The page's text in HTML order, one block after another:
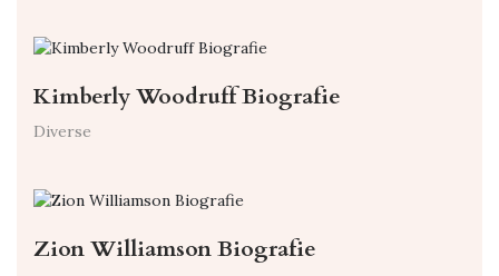
Kimberly Woodruff Biografie
Diverse
Zion Williamson Biografie